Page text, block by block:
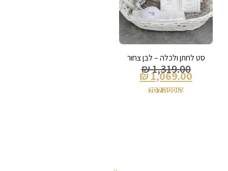
סט לחתן ולכלה – לבן צחור
₪1,319.00
₪1,069.00
הוספה לסל